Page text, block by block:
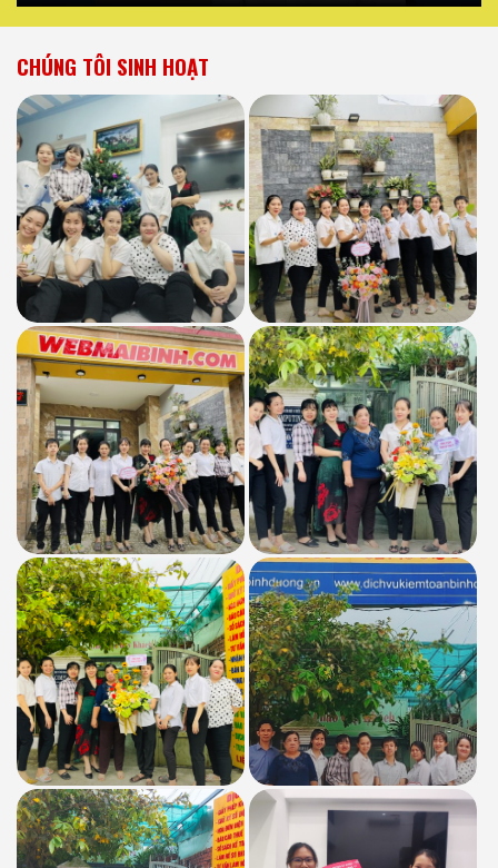
CHÚNG TÔI SINH HOẠT